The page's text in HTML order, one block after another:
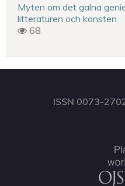
Myten om det galna
litteraturen och konsten
68
ISSN 0073-